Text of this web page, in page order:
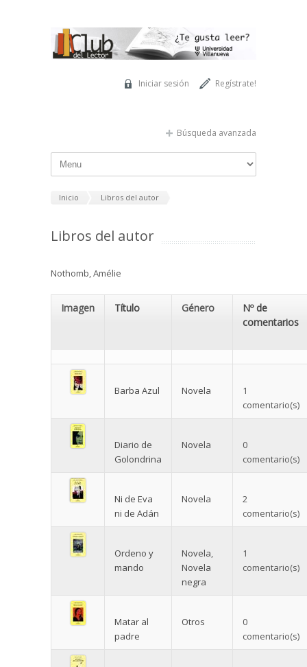
Regístrate!
Iniciar sesión
Búsqueda avanzada
Inicio Libros del autor
Libros del autor
Nothomb, Amélie
Imagen Título Género
Nº de
comentarios
Barba Azul Novela
1
comentario(s)
Diario de
Golondrina
Novela
0
comentario(s)
Ni de Eva
ni de Adán
Novela
2
comentario(s)
Ordeno y
mando
Novela,
Novela
negra
1
comentario(s)
Matar al
padre
Otros
0
comentario(s)